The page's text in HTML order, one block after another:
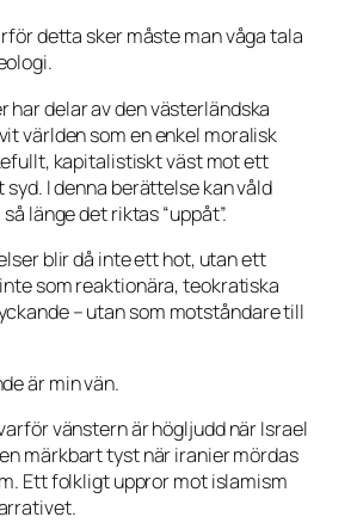
detta sker måste man våga tala
har delar av den västerländska
världen som en enkel moralisk
kapitalistiskt väst mot ett
I denna berättelse kan våld
länge det riktas “uppåt”.
blir då inte ett hot, utan ett
som reaktionära, teokratiska
– utan som motståndare till
är min vän.
vänstern är högljudd när Israel
märkbart tyst när iranier mördas
Ett folkligt uppror mot islamism